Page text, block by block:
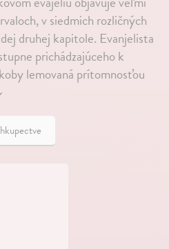
v siedmich rozličných
druhej kapitole. Evanjelista
prichádzajúceho k
lemovaná prítomnosťou